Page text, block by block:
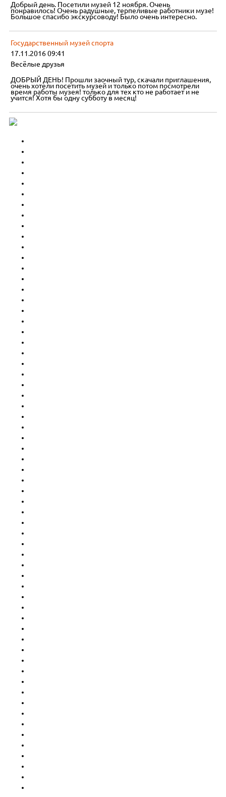
Добрый день. Посетили музей 12 ноября. Очень
понравилось! Очень радушные, терпеливые работники музе!
Большое спасибо экскурсоводу! Было очень интересно.
Государственный музей спорта
17.11.2016 09:41
Весёлые друзья
ДОБРЫЙ ДЕНЬ! Прошли заочный тур, скачали приглашения,
очень хотели посетить музей и только потом посмотрели
время работы музея! только для тех кто не работает и не
учится! Хотя бы одну субботу в месяц!